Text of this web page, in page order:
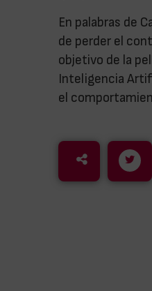
En palabras de
de perder el
objetivo de la
Inteligencia
el